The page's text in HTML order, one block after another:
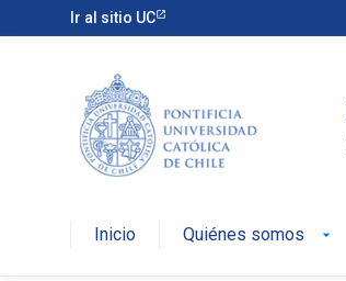
Ir al sitio UC
Inicio Quiénes somos arrow_drop_down